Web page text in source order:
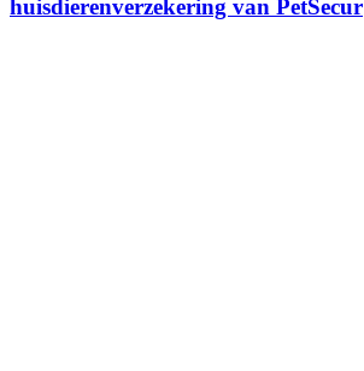
huisdierenverzekering van PetSecur